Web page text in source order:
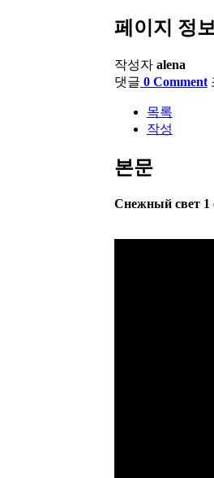
페이지 정
작성자 alena
댓글 0 Comment
목록
작성
본문
Снежный свет 1